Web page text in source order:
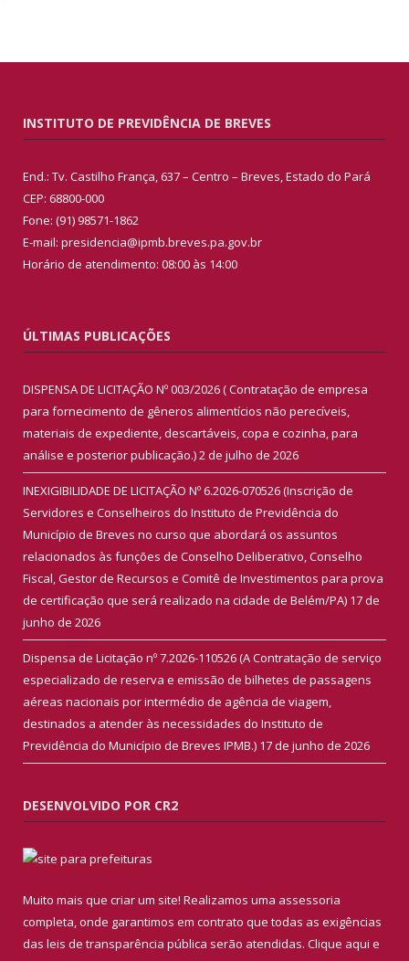
INSTITUTO DE PREVIDÊNCIA DE BREVES
End.: Tv. Castilho França, 637 – Centro – Breves, Estado do Pará
CEP: 68800-000
Fone: (91) 98571-1862
E-mail: presidencia@ipmb.breves.pa.gov.br
Horário de atendimento: 08:00 às 14:00
ÚLTIMAS PUBLICAÇÕES
DISPENSA DE LICITAÇÃO Nº 003/2026 ( Contratação de empresa
para fornecimento de gêneros alimentícios não perecíveis,
materiais de expediente, descartáveis, copa e cozinha, para
análise e posterior publicação.)2 de julho de 2026
INEXIGIBILIDADE DE LICITAÇÃO Nº 6.2026-070526 (Inscrição de
Servidores e Conselheiros do Instituto de Previdência do
Município de Breves no curso que abordará os assuntos
relacionados às funções de Conselho Deliberativo, Conselho
Fiscal, Gestor de Recursos e Comitê de Investimentos para prova
de certificação que será realizado na cidade de Belém/PA) 17 de
junho de 2026
Dispensa de Licitação nº 7.2026-110526 (A Contratação de serviço
especializado de reserva e emissão de bilhetes de passagens
aéreas nacionais por intermédio de agência de viagem,
destinados a atender às necessidades do Instituto de
Previdência do Município de Breves IPMB.) 17 de junho de 2026
DESENVOLVIDO POR CR2
Muito mais que criar um site! Realizamos uma assessoria
completa, onde garantimos em contrato que todas as exigências
das leis de transparência pública serão atendidas. Clique aqui e